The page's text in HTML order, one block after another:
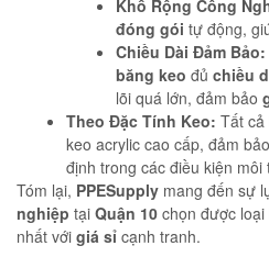
Khổ Rộng Công
đóng gói tự động,
Chiều Dài Đảm Bảo:
băng keo đủ chiều
lõi quá lớn, đảm bảo
Theo Đặc Tính Keo: Tất cả
keo acrylic cao cấp, đảm
định trong các điều kiện
Tóm lại, PPESupply mang đến sự
nghiệp tại Quận 10 chọn được loại
nhất với giá sỉ cạnh tranh.